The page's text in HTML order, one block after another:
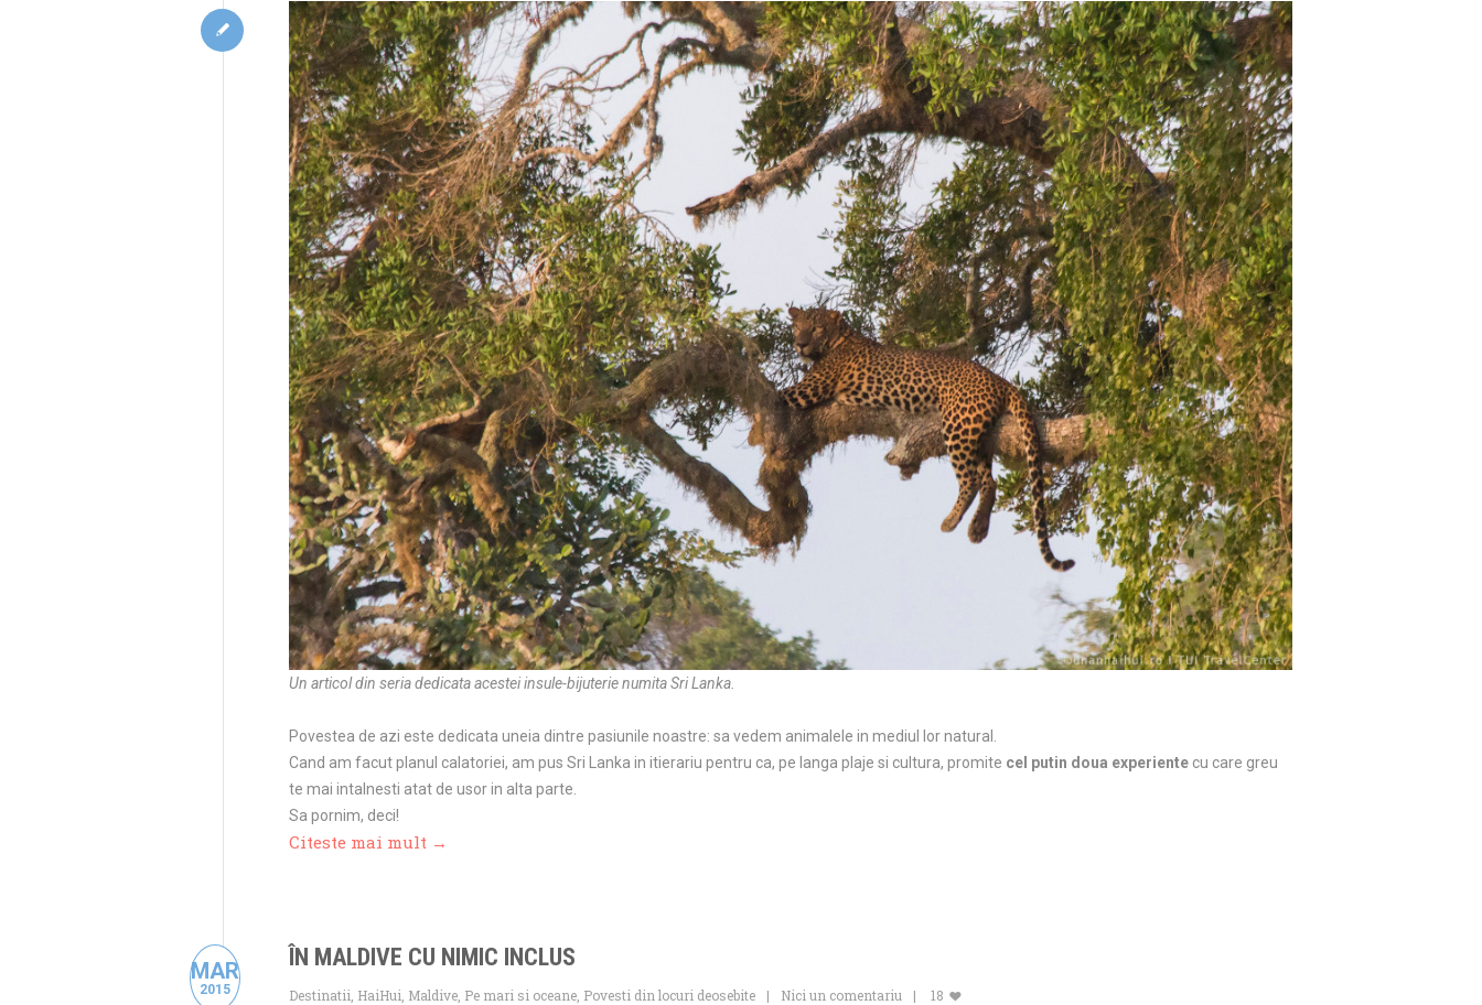
Un articol din seria dedicata acestei insule-bijuterie numita Sri Lanka.
Povestea de azi este dedicata uneia dintre pasiunile noastre: sa vedem animalele in mediul lor natural.
Cand am facut planul calatoriei, am pus Sri Lanka in itierariu pentru ca, pe langa plaje si cultura, promite cel putin doua experiente cu care greu
te mai intalnesti atat de usor in alta parte.
Sa pornim, deci!
Citeste mai mult →
MAR
2015
ÎN MALDIVE CU NIMIC INCLUS
Destinatii HaiHui Maldive Pe mari si oceane Povesti din locuri deosebite Nici un comentariu 18